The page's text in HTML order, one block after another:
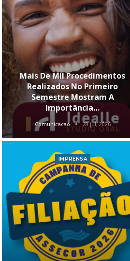
Mais De Mil Procedimentos
Realizados No Primeiro
Semestre Mostram A
Importância…
Comunicacao 28 jul, 2026
IMPRENSA